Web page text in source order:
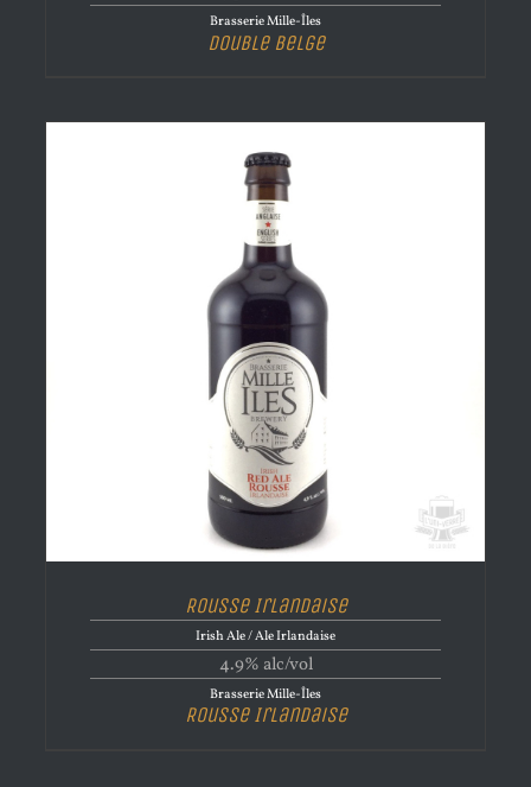
Brasserie Mille-Îles
Double Belge
Rousse Irlandaise
Irish Ale / Ale Irlandaise
4.9% alc/vol
Brasserie Mille-Îles
Rousse Irlandaise